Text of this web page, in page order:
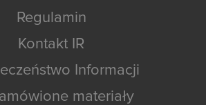
Regulamin
Kontakt IR
Informacji
materiały